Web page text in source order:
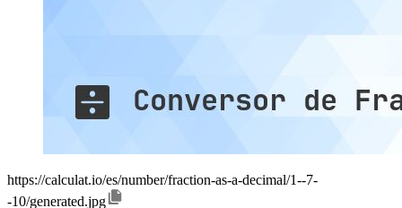
https://calculat.io/es/number/fraction-as-a-decimal/1--7-
-10/generated.jpg